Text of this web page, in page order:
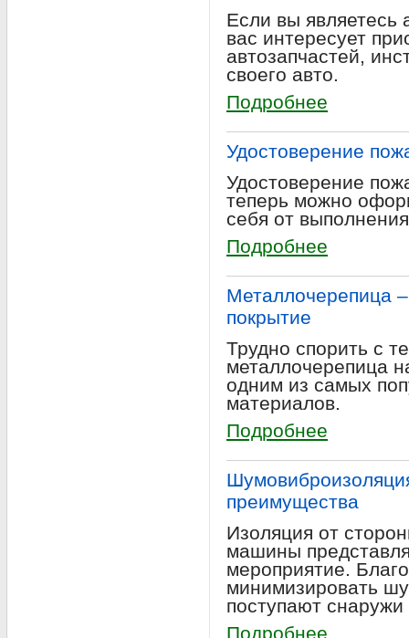
Если вы являетесь
вас интересует
автозапчастей,
своего авто.
Подробнее
Удостоверение
Удостоверение
теперь можно
себя от
Подробнее
Металлочерепица
покрытие
Трудно спорить с
металлочерепица
одним из самых
материалов.
Подробнее
преимущества
Изоляция от
машины
мероприятие.
минимизировать
поступают снаружи
Подробнее